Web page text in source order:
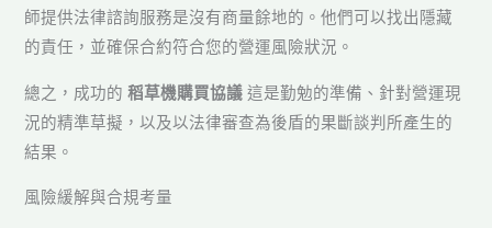
師提供法律諮詢服務是沒有商量餘地的。他們可以找出隱藏
的責任，並確保合約符合您的營運風險狀況。
總之，成功的稻草機購買協議 這是勤勉的準備、針對營運現
況的精準草擬，以及以法律審查為後盾的果斷談判所產生的
結果。
風險緩解與合規考量